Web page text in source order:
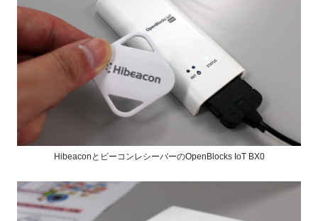
HibeaconとビーコンレシーバーのOpenBlocks IoT BX0